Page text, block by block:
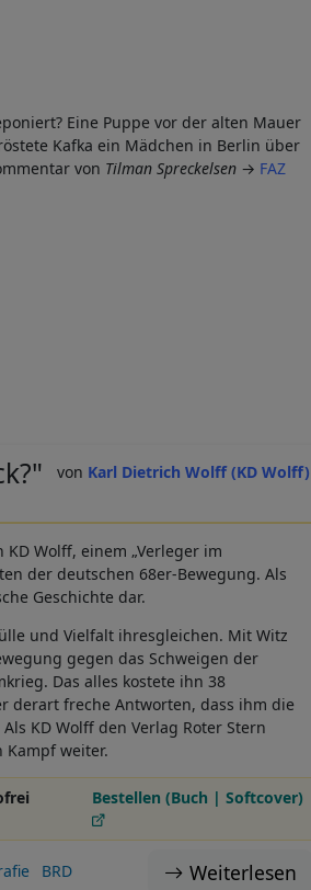
Eine Puppe vor der alten Mauer
Kafka ein Mädchen in Berlin über
von Tilman Spreckelsen → FAZ
Karl Dietrich Wolff (KD Wolff)
Wolff, einem „Verleger im
der deutschen 68er-Bewegung. Als
Geschichte dar.
und Vielfalt ihresgleichen. Mit Witz
gegen das Schweigen der
Das alles kostete ihn 38
derart freche Antworten, dass ihm die
KD Wolff den Verlag Roter Stern
weiter.
Bestellen (Buch | Softcover)
Weiterlesen
BRD